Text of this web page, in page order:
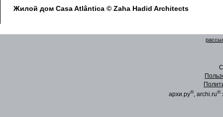
Жилой дом Casa Atlântica © Zaha Hadid Architects
архи.ру®, archi.ru®